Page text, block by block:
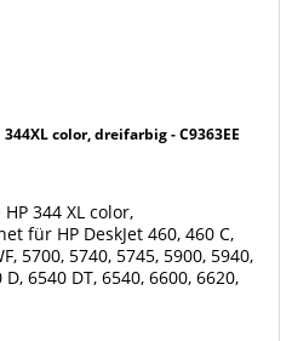
color, dreifarbig - C9363EE
344 XL color,
für HP DeskJet 460, 460 C,
5700, 5740, 5745, 5900, 5940,
6540 DT, 6540, 6600, 6620,
XI HP DeskJet D4100, D4145,